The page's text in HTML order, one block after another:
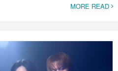
MORE READ